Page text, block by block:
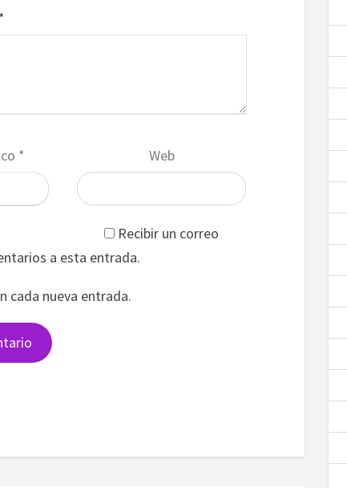
*
* Web
Recibir un correo
a esta entrada.
cada nueva entrada.